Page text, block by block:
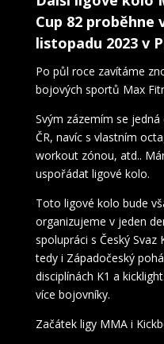
Cup 82 proběhne
listopadu 2023 v
Po půl roce zavítáme
bojových sportů Max
Svým zázemím se
ČR, navíc s vlastním
workout zónou, atd..
uspořádat ligové kolo.
Toto ligové kolo bude
organizujeme v jeden
spolupráci s Český
tedy i Západočeský
disciplínách K1 a
více bojovníky.
Začátek ligy MMA i